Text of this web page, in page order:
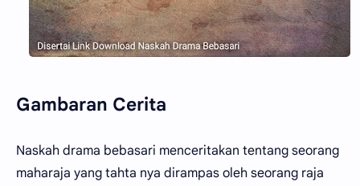
Gambaran Cerita
Naskah drama bebasari menceritakan tentang seorang
maharaja yang tahta nya dirampas oleh seorang raja